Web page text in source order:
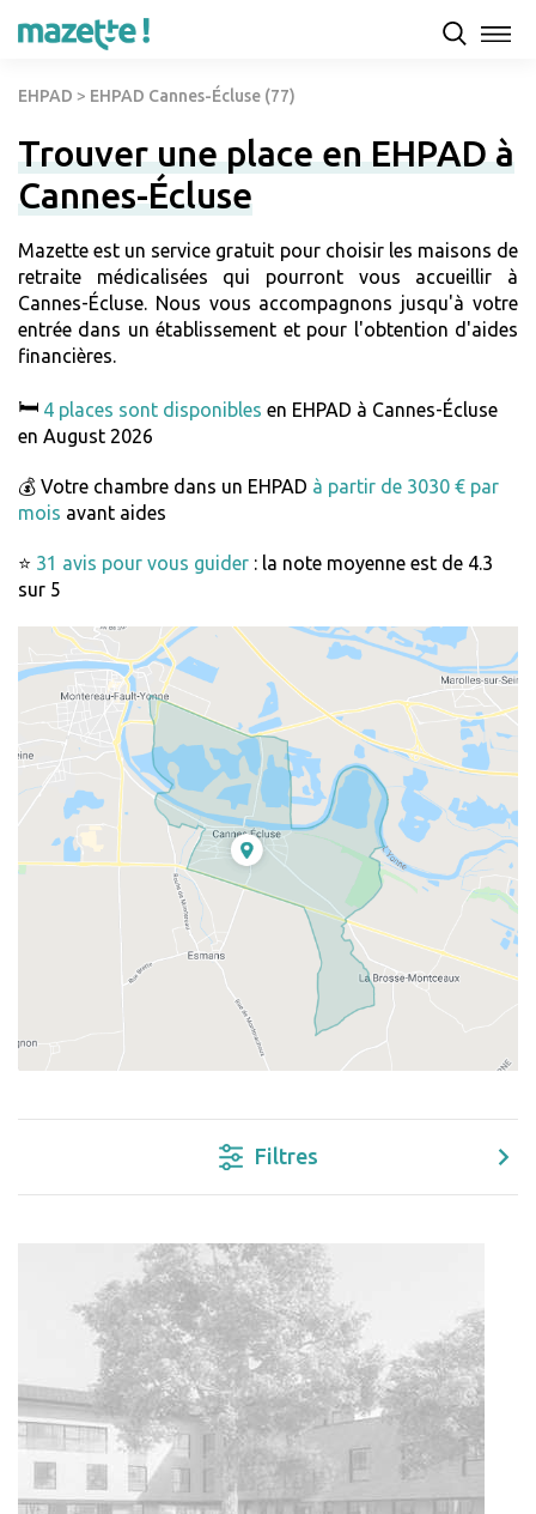
EHPAD > EHPAD Cannes-Écluse (77)
Trouver une place en EHPAD à
Cannes-Écluse
Mazette est un service gratuit pour choisir les maisons de
retraite médicalisées qui pourront vous accueillir à
Cannes-Écluse. Nous vous accompagnons jusqu'à votre
entrée dans un établissement et pour l'obtention d'aides
financières.
🛏️ 4 places sont disponibles en EHPAD à Cannes-Écluse
en August 2026
💰 Votre chambre dans un EHPAD à partir de 3030 € par
mois avant aides
⭐ 31 avis pour vous guider : la note moyenne est de 4.3
sur 5
Filtres